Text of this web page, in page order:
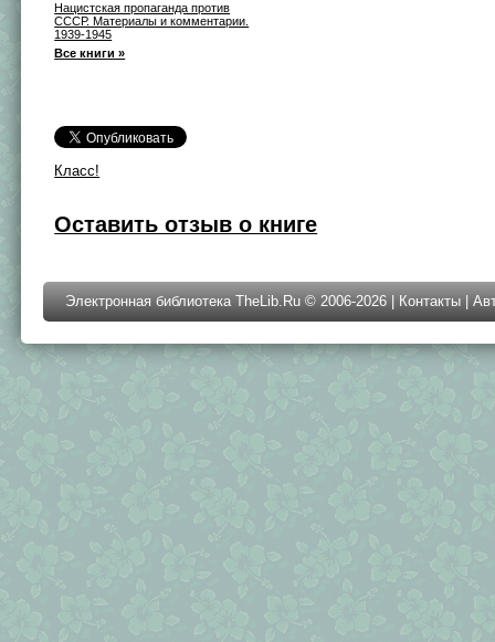
Нацистская пропаганда против
СССР. Материалы и комментарии.
1939-1945
Все книги »
Класс!
Оставить отзыв о книге
Электронная библиотека TheLib.Ru © 2006-2026 | Контакты |